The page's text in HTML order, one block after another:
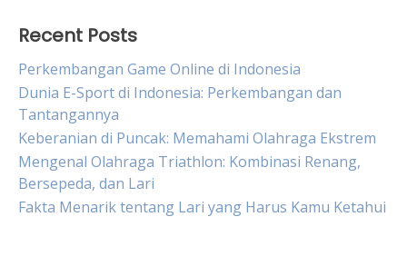
Recent Posts
Perkembangan Game Online di Indonesia
Dunia E-Sport di Indonesia: Perkembangan dan
Tantangannya
Keberanian di Puncak: Memahami Olahraga Ekstrem
Mengenal Olahraga Triathlon: Kombinasi Renang,
Bersepeda, dan Lari
Fakta Menarik tentang Lari yang Harus Kamu Ketahui